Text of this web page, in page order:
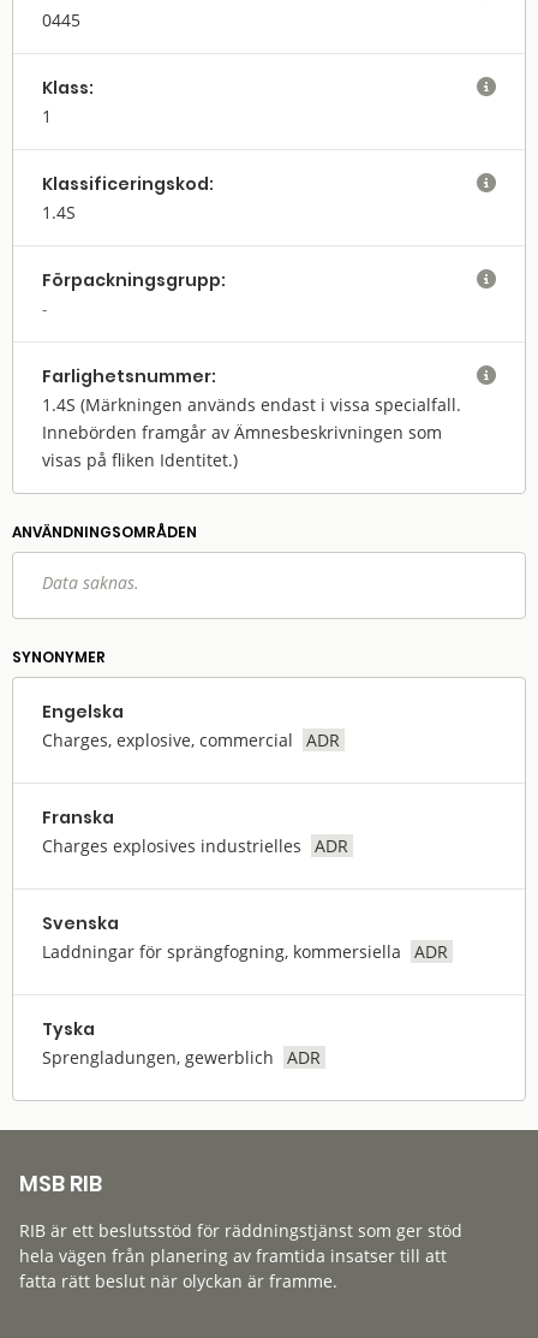
0445
Klass:
1

Klassifi­cerings­kod:
1.4S

Förpack­nings­grupp: 
Farlighets­nummer:
1.4S (Märkningen används endast i vissa specialfall.
Innebörden framgår av Ämnesbeskrivningen som
visas på fliken Identitet.)

ANVÄNDNINGS­OMRÅDEN
Data saknas.
SYNONYMER
Engelska
Charges, explosive, commercial ADR
Franska
Charges explosives industrielles ADR
Svenska
Laddningar för sprängfogning, kommersiella ADR
Tyska
Sprengladungen, gewerblich ADR
MSB RIB
RIB är ett beslutsstöd för räddningstjänst som ger stöd
hela vägen från planering av framtida insatser till att
fatta rätt beslut när olyckan är framme.